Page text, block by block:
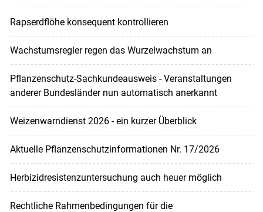
Rapserdflöhe konsequent kontrollieren
Wachstumsregler regen das Wurzelwachstum an
Pflanzenschutz-Sachkundeausweis - Veranstaltungen
anderer Bundesländer nun automatisch anerkannt
Weizenwarndienst 2026 - ein kurzer Überblick
Aktuelle Pflanzenschutzinformationen Nr. 17/2026
Herbizidresistenzuntersuchung auch heuer möglich
Rechtliche Rahmenbedingungen für die